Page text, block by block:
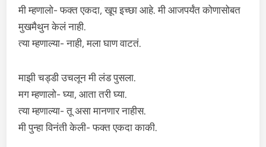
मी म्हणालो- फक्त एकदा, खूप इच्छा आहे. मी आजपर्यंत कोणासोबत
मुखमैथुन केलं नाही.
त्या म्हणाल्या- नाही, मला घाण वाटतं.
माझी चड्डी उचलून मी लंड पुसला.
मग म्हणालो- घ्या, आता तरी घ्या.
त्या म्हणाल्या- तू असा मानणार नाहीस.
मी पुन्हा विनंती केली- फक्त एकदा काकी.